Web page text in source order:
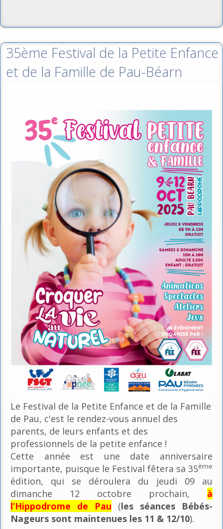
35ème Festival de la Petite Enfance
et de la Famille de Pau-Béarn
Le Festival de la Petite Enfance et de la Famille
de Pau, c'est le rendez-vous annuel des
parents, de leurs enfants et des
professionnels de la petite enfance !
Cette année est une date anniversaire
importante, puisque le Festival fêtera sa 35ème
édition, qui se déroulera du jeudi 09 au
dimanche 12 octobre prochain, à
l’Hippodrome de Pau (les séances Bébés-
Nageurs sont maintenues les 11 & 12/10).